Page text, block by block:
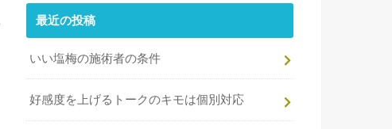
最近の投稿
いい塩梅の施術者の条件
好感度を上げるトークのキモは個別対応